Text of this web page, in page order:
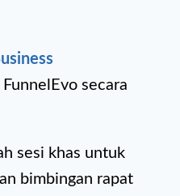
secara
sesi khas untuk
bimbingan rapat